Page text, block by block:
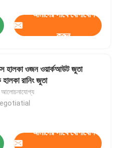
আমাদের সাথে যোগাযোগ
করুন
হালকা ওজন ওয়ার্কআউট জুতা
হালকা রানিং জুতা
আমাদের সাথে যোগাযোগ